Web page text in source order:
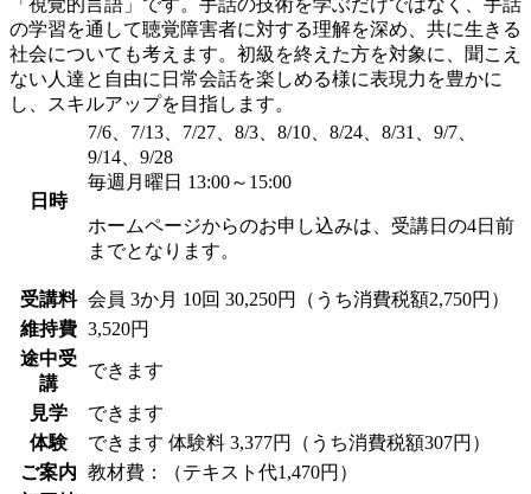
の学習を通して聴覚障害者に対する理解を深め、共に生きる
社会についても考えます。初級を終えた方を対象に、聞こえ
ない人達と自由に日常会話を楽しめる様に表現力を豊かに
し、スキルアップを目指します。
日時
7/6、7/13、7/27、8/3、8/10、8/24、8/31、9/7、
9/14、9/28
毎週月曜日 13:00～15:00
ホームページからのお申し込みは、受講日の4日前
までとなります。
受講料 会員 3か月 10回 30,250円（うち消費税額2,750円）
維持費 3,520円
途中受
講
できます
見学
できます
体験
できます 体験料 3,377円（うち消費税額307円）
ご案内 教材費：（テキスト代1,470円）